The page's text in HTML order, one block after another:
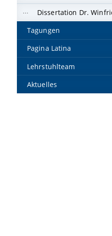
Dissertation Dr.
Tagungen
Pagina Latina
Lehrstuhlteam
Aktuelles